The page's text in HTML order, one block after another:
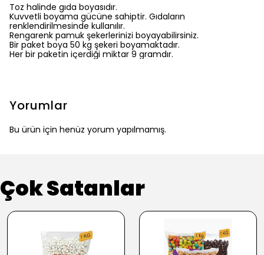
Toz halinde gıda boyasıdır.
Kuvvetli boyama gücüne sahiptir. Gıdaların
renklendirilmesinde kullanılır.
Rengarenk pamuk şekerlerinizi boyayabilirsiniz.
Bir paket boya 50 kg şekeri boyamaktadır.
Her bir paketin içerdiği miktar 9 gramdır.
Yorumlar
Bu ürün için henüz yorum yapılmamış.
Çok Satanlar